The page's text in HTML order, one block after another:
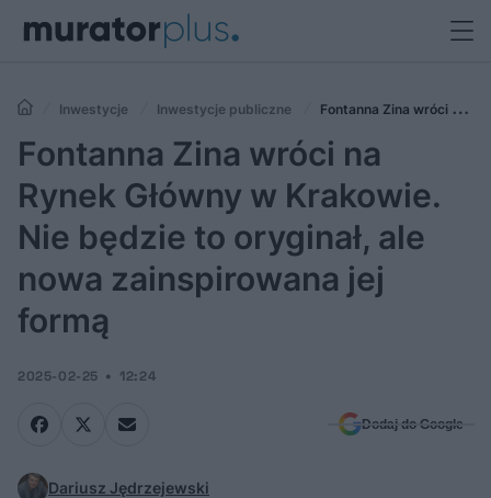
Inwestycje Inwestycje publiczne
Fontanna Zina wróci na
Rynek Główny w Krakowie. Nie będzie to oryginał, ale nowa
zainspirowana jej formą
Fontanna Zina wróci na
Rynek Główny w Krakowie.
Nie będzie to oryginał, ale
nowa zainspirowana jej
formą
2025-02-25 12:24
Dodaj do Google
Dariusz Jędrzejewski